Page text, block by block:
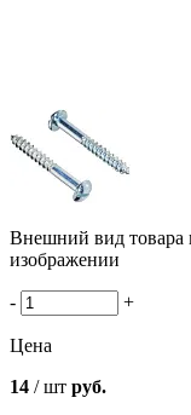
Внешний вид товара
изображении
- +
Цена
14 / шт руб.